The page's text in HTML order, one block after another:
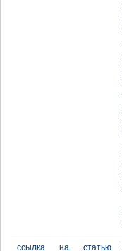
ссылка на статью